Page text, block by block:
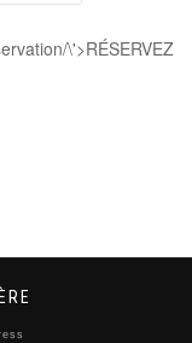
\'>RÉSERVEZ